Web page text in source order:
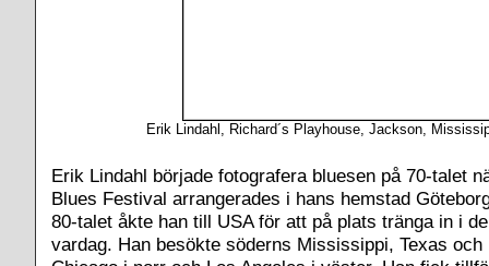
Erik Lindahl, Richard´s Playhouse, Jackson,
Erik Lindahl började fotografera bluesen på 70-talet
Blues Festival arrangerades i hans hemstad
80-talet åkte han till USA för att på plats tränga in i
vardag. Han besökte söderns Mississippi, Texas och